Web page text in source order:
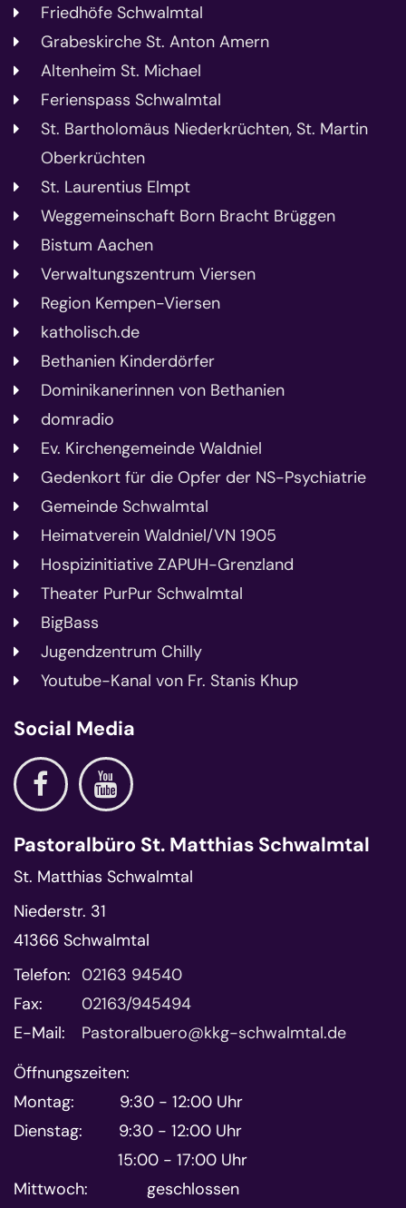
Friedhöfe Schwalmtal
Grabeskirche St. Anton Amern
Altenheim St. Michael
Ferienspass Schwalmtal
St. Bartholomäus Niederkrüchten, St. Martin
Oberkrüchten
St. Laurentius Elmpt
Weggemeinschaft Born Bracht Brüggen
Bistum Aachen
Verwaltungszentrum Viersen
Region Kempen-Viersen
katholisch.de
Bethanien Kinderdörfer
Dominikanerinnen von Bethanien
domradio
Ev. Kirchengemeinde Waldniel
Gedenkort für die Opfer der NS-Psychiatrie
Gemeinde Schwalmtal
Heimatverein Waldniel/VN 1905
Hospizinitiative ZAPUH-Grenzland
Theater PurPur Schwalmtal
BigBass
Jugendzentrum Chilly
Youtube-Kanal von Fr. Stanis Khup
Social Media
Pastoralbüro St. Matthias Schwalmtal
St. Matthias Schwalmtal
Niederstr. 31
41366 Schwalmtal
Telefon: 02163 94540
Fax:
02163/945494
E-Mail:
Pastoralbuero@kkg-schwalmtal.de
Öffnungszeiten:
Montag: 9:30 - 12:00 Uhr
Dienstag: 9:30 - 12:00 Uhr
15:00 - 17:00 Uhr
Mittwoch: geschlossen